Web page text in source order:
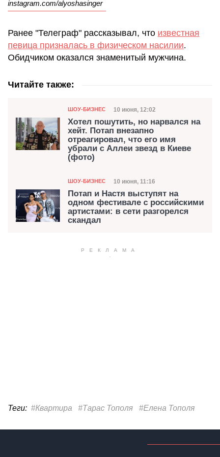
instagram.com/alyoshasinger
Ранее "Телеграф" рассказывал, что известная
певица призналась в физическом насилии.
Обидчиком оказался знаменитый мужчина.
Читайте также:
Категория
ШОУ-БИЗНЕС Дата публикации
10 июня, 12:02
Хотел пошутить, но нарвался на
хейт. Потап внезапно
отреагировал, что его имя
убрали с Аллеи звезд в Киеве
(фото)
Категория
ШОУ-БИЗНЕС Дата публикации
10 июня, 11:16
Потап и Настя выступят на
одном фестивале с российскими
артистами: в сети разгорелся
скандал
Теги: #Квартира #Тарас Тополя #Елена Тополя